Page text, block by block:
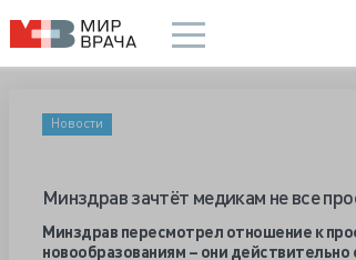
Новости
Минздрав зачтёт медикам не все
Минздрав пересмотрел отношение к
новообразованиям – они